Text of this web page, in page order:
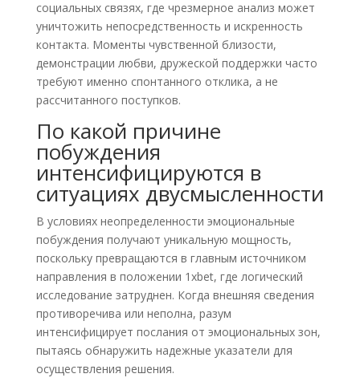
социальных связях, где чрезмерное анализ может
уничтожить непосредственность и искренность
контакта. Моменты чувственной близости,
демонстрации любви, дружеской поддержки часто
требуют именно спонтанного отклика, а не
рассчитанного поступков.
По какой причине
побуждения
интенсифицируются в
ситуациях двусмысленности
В условиях неопределенности эмоциональные
побуждения получают уникальную мощность,
поскольку превращаются в главным источником
направления в положении 1xbet, где логический
исследование затруднен. Когда внешняя сведения
противоречива или неполна, разум
интенсифицирует послания от эмоциональных зон,
пытаясь обнаружить надежные указатели для
осуществления решения.